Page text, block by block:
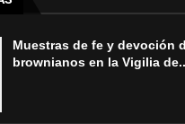
Muestras de fe y devoción
brownianos en la Vigilia